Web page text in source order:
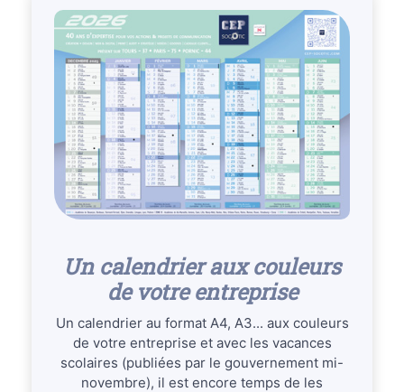
Un calendrier aux couleurs
de votre entreprise
Un calendrier au format A4, A3... aux couleurs
de votre entreprise et avec les vacances
scolaires (publiées par le gouvernement mi-
novembre), il est encore temps de les